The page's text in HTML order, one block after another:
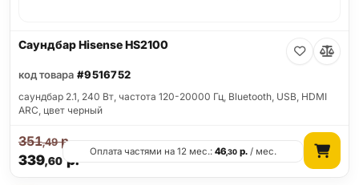
Саундбар Hisense HS2100
код товара #9516752
саундбар 2.1, 240 Вт, частота 120-20000 Гц, Bluetooth, USB, HDMI
ARC, цвет черный
339,60р.
351,49р.
Оплата частями на 12 мес.:46,30 р. / мес.